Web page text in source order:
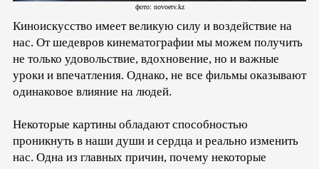
фото: novoetv.kz
Киноискусство имеет великую силу и воздействие на
нас. От шедевров кинематографии мы можем получить
не только удовольствие, вдохновение, но и важные
уроки и впечатления. Однако, не все фильмы оказывают
одинаковое влияние на людей.
Некоторые картины обладают способностью
проникнуть в наши души и сердца и реально изменить
нас. Одна из главных причин, почему некоторые